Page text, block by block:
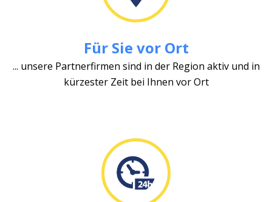
Für Sie vor Ort
... unsere Partnerfirmen sind in der Region aktiv und in
kürzester Zeit bei Ihnen vor Ort